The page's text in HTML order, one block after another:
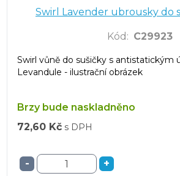
Swirl Lavender ubrousky do
Kód : C29923
Swirl vůně do sušičky s antistatickým
Levandule - ilustrační obrázek
Brzy bude naskladněno
72,60 Kč s DPH
- +